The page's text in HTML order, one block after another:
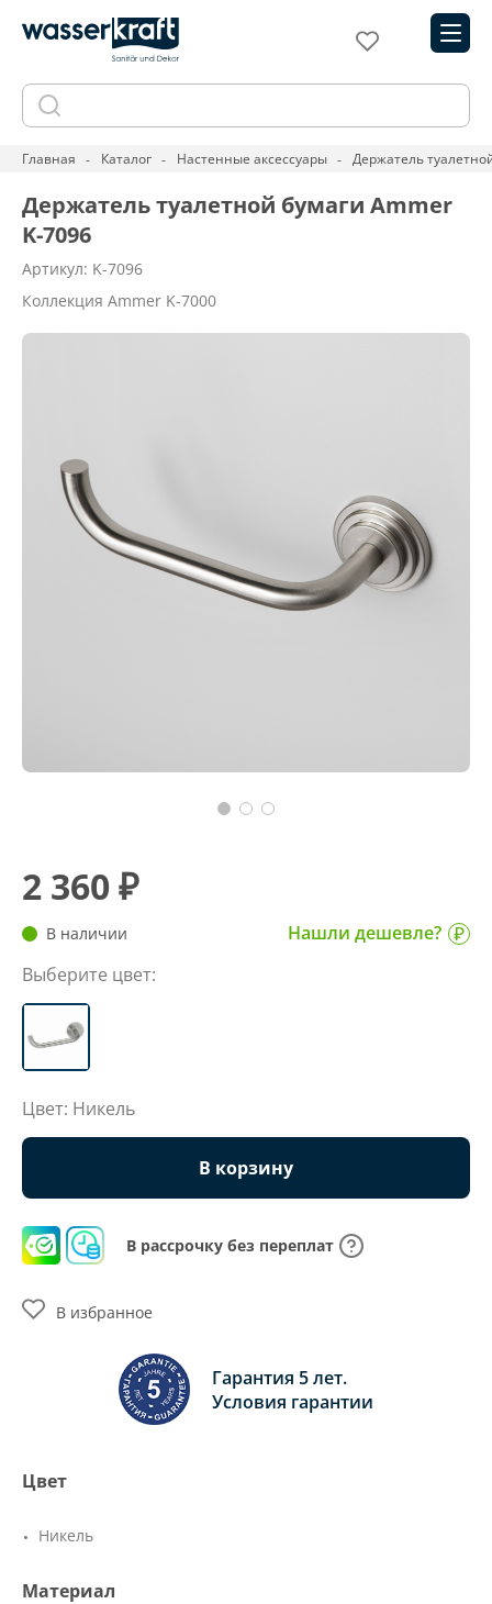
Главная Каталог Настенные аксессуары Держатель
Держатель туалетной бумаги Ammer
K-7096
Артикул: K-7096
Коллекция Ammer K-7000
2 360 ₽
В наличии
Нашли дешевле?
Выберите цвет:
Цвет: Никель
В корзину
В рассрочку без переплат
Гарантия 5 лет.
Условия гарантии
В избранное
Цвет
Никель
Материал